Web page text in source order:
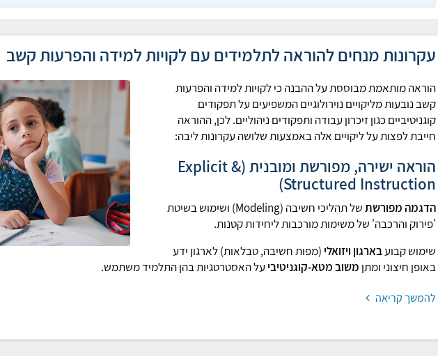
עקרונות מנחים להוראה לתלמידים עם לקויות למידה והפרעות קשב
הוראה מותאמת מבוססת על ההבנה כי לקויות למידה והפרעות
קשב נובעות מליקויים נוירולוגיים המשפיעים על תפקודים
קוגניטיביים כגון זיכרון עבודה ותפקודים ניהוליים. לכן, ההוראה
חייבת לפצות על ליקויים אלה באמצעות שלושה עקרונות ליבה:
הוראה ישירה, מפורשת ומובנית (Explicit &
Structured Instruction)
הדגמה מפורשת
של תהליכי חשיבה (Modeling) ושימוש בשיטת
'פירוק והרכבה' של משימות מורכבות ליחידות קטנות.
שימוש קבועבארגון ויזואלי (מפות חשיבה, טבלאות) לארגון ידע
באופן חיצוני ומתן משוב מטא-קוגניטיביעל האסטרטגיות בהן התלמיד משתמש.
להמשך קריאה